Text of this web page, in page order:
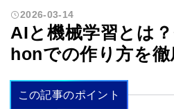
2026-03-14
AIと機械学習とは
honでの作り方を徹
この記事のポイント